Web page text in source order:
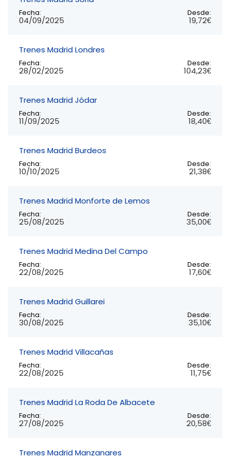
Fecha:
04/09/2025
Desde:
19,72€
Trenes Madrid Londres
Fecha:
28/02/2025
Desde:
104,23€
Trenes Madrid Jódar
Fecha:
11/09/2025
Desde:
18,40€
Trenes Madrid Burdeos
Fecha:
10/10/2025
Desde:
21,38€
Trenes Madrid Monforte de Lemos
Fecha:
25/08/2025
Desde:
35,00€
Trenes Madrid Medina Del Campo
Fecha:
22/08/2025
Desde:
17,60€
Trenes Madrid Guillarei
Fecha:
30/08/2025
Desde:
35,10€
Trenes Madrid Villacañas
Fecha:
22/08/2025
Desde:
11,75€
Trenes Madrid La Roda De Albacete
Fecha:
27/08/2025
Desde:
20,58€
Trenes Madrid Manzanares